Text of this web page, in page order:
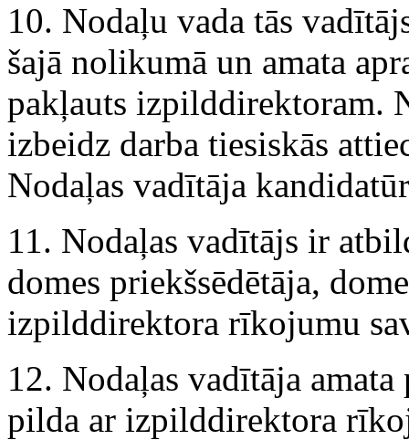
10. Nodaļu vada tās
šajā nolikumā un amata
pakļauts izpilddirektoram.
izbeidz darba tiesiskās
Nodaļas vadītāja
11. Nodaļas vadītājs ir
domes priekšsēdētāja,
izpilddirektora rīkojumu
12. Nodaļas vadītāja
pilda ar izpilddirektora